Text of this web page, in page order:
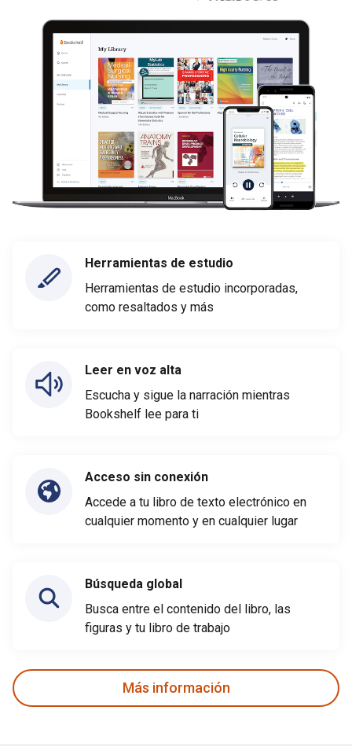
Herramientas de estudio
Herramientas de estudio incorporadas,
como resaltados y más
Leer en voz alta
Escucha y sigue la narración mientras
Bookshelf lee para ti
Acceso sin conexión
Accede a tu libro de texto electrónico en
cualquier momento y en cualquier lugar
Búsqueda global
Busca entre el contenido del libro, las
figuras y tu libro de trabajo
Más información